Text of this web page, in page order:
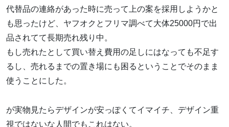
代替品の連絡があった時に売って上の案を採用しようかと
も思ったけど、ヤフオクとフリマ調べて大体25000円で出
品されてて長期売れ残り中。
もし売れたとして買い替え費用の足しにはなっても不足す
るし、売れるまでの置き場にも困るということでそのまま
使うことにした。
が実物見たらデザインが安っぽくてイマイチ、デザイン重
視ではないな人間でもこれはない。